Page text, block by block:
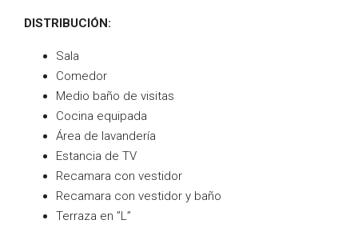
DISTRIBUCIÓN:
Sala
Comedor
Medio baño de visitas
Cocina equipada
Área de lavandería
Estancia de TV
Recamara con vestidor
Recamara con vestidor y baño
Terraza en ”L”